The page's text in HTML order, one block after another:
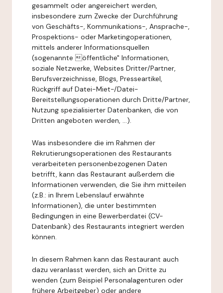
gesammelt oder angereichert werden,
insbesondere zum Zwecke der Durchführung
von Geschäfts-, Kommunikations-, Ansprache-,
Prospektions- oder Marketingoperationen,
mittels anderer Informationsquellen
(sogenannte öffentliche" Informationen,
soziale Netzwerke, Websites Dritter/Partner,
Berufsverzeichnisse, Blogs, Presseartikel,
Rückgriff auf Datei-Miet-/Datei-
Bereitstellungsoperationen durch Dritte/Partner,
Nutzung spezialisierter Datenbanken, die von
Dritten angeboten werden, ...).
Was insbesondere die im Rahmen der
Rekrutierungsoperationen des Restaurants
verarbeiteten personenbezogenen Daten
betrifft, kann das Restaurant außerdem die
Informationen verwenden, die Sie ihm mitteilen
(z.B.: in Ihrem Lebenslauf erwähnte
Informationen), die unter bestimmten
Bedingungen in eine Bewerberdatei (CV-
Datenbank) des Restaurants integriert werden
können.
In diesem Rahmen kann das Restaurant auch
dazu veranlasst werden, sich an Dritte zu
wenden (zum Beispiel Personalagenturen oder
frühere Arbeitgeber) oder andere